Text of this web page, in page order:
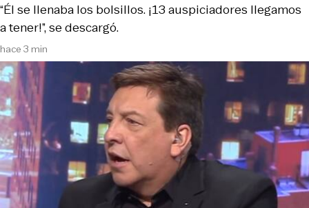
hace 3 min
“Él se llenaba los bolsillos. ¡13 auspiciadores llegamos
a tener!”, se descargó.